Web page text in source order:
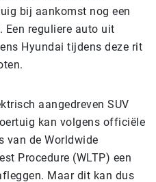
bij aankomst nog een
Een reguliere auto uit
Hyundai tijdens deze rit
aangedreven SUV
kan volgens officiële
van de Worldwide
Procedure (WLTP) een
Maar dit kan dus